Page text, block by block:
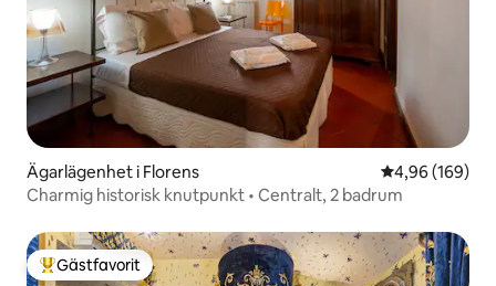
Ägarlägenhet i Florens 4,96 av 5 i
4,96 (169)
Charmig historisk knutpunkt • Centralt, 2 badrum
Populär gästfavorit
Gästfavorit